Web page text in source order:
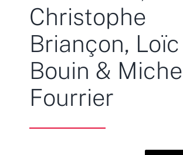
Christophe
Briançon, Loïc
Bouin &
Fourrier